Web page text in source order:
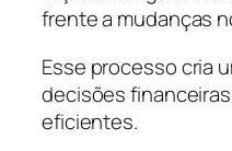
frente a mudanças
Esse processo cria
decisões
eficientes.